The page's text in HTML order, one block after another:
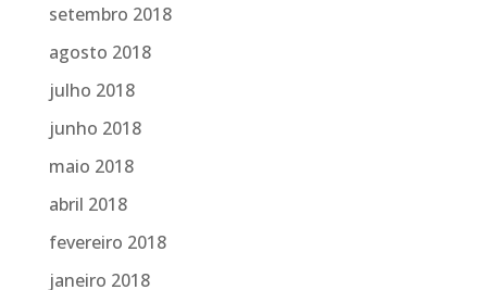
setembro 2018
agosto 2018
julho 2018
junho 2018
maio 2018
abril 2018
fevereiro 2018
janeiro 2018